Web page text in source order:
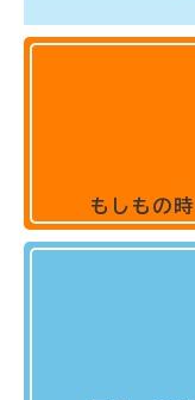
もしもの時